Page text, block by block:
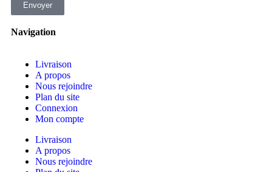
Envoyer
Navigation
Livraison
A propos
Nous rejoindre
Plan du site
Connexion
Mon compte
Livraison
A propos
Nous rejoindre